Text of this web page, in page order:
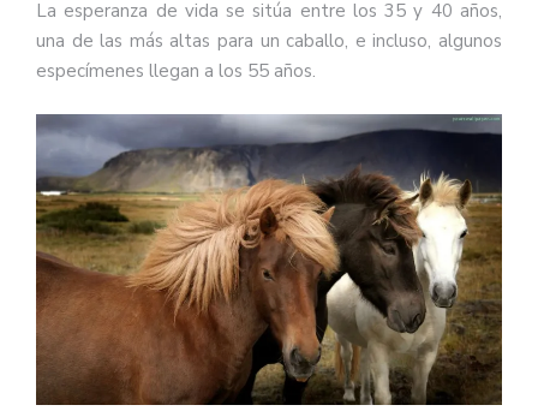
La esperanza de vida se sitúa entre los 35 y 40 años,
una de las más altas para un caballo, e incluso, algunos
especímenes llegan a los 55 años.